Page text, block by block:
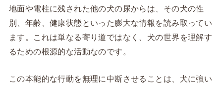
地面や電柱に残された他の犬の尿からは、その犬の性
別、年齢、健康状態といった膨大な情報を読み取ってい
ます。これは単なる寄り道ではなく、犬の世界を理解す
るための根源的な活動なのです。
この本能的な行動を無理に中断させることは、犬に強い